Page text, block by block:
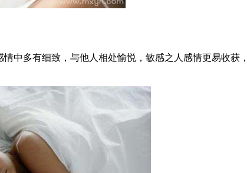
中多有细致，与他人相处愉悦，敏感之人感情更易收